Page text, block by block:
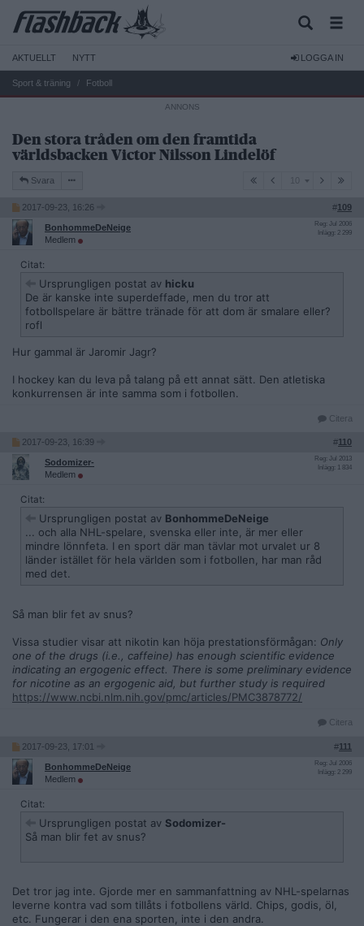
AKTUELLT NYTT LOGGA IN
Sport & träning Fotboll
Den stora tråden om den framtida
världsbacken Victor Nilsson Lindelöf
Svara
2017-09-23, 16:26 #109
BonhommeDeNeige
Medlem
Reg: Jul 2006
Inlägg: 2 299
Citat:
Ursprungligen postat av hicku
De är kanske inte superdeffade, men du tror att
fotbollspelare är bättre tränade för att dom är smalare eller?
rofl
Hur gammal är Jaromir Jagr?
I hockey kan du leva på talang på ett annat sätt. Den atletiska
konkurrensen är inte samma som i fotbollen.
Citera
2017-09-23, 16:39 #110
Sodomizer-
Medlem
Reg: Jul 2013
Inlägg: 1 834
Citat:
Ursprungligen postat av BonhommeDeNeige
... och alla NHL-spelare, svenska eller inte, är mer eller
mindre lönnfeta. I en sport där man tävlar mot urvalet ur 8
länder istället för hela världen som i fotbollen, har man råd
med det.
Så man blir fet av snus?
Vissa studier visar att nikotin kan höja prestationsförmågan: Only
one of the drugs (i.e., caffeine) has enough scientific evidence
indicating an ergogenic effect. There is some preliminary evidence
for nicotine as an ergogenic aid, but further study is required
https://www.ncbi.nlm.nih.gov/pmc/articles/PMC3878772/
Citera
2017-09-23, 17:01 #111
BonhommeDeNeige
Medlem
Reg: Jul 2006
Inlägg: 2 299
Citat:
Ursprungligen postat av Sodomizer-
Så man blir fet av snus?
Det tror jag inte. Gjorde mer en sammanfattning av NHL-spelarnas
leverne kontra vad som tillåts i fotbollens värld. Chips, godis, öl,
etc. Fungerar i den ena sporten, inte i den andra.